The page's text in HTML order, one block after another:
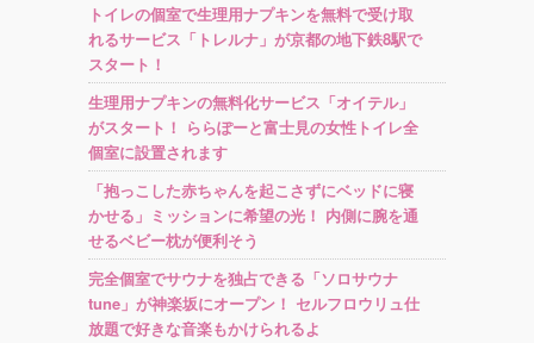
トイレの個室で生理用ナプキンを無料で受け取
れるサービス「トレルナ」が京都の地下鉄8駅で
スタート！
生理用ナプキンの無料化サービス「オイテル」
がスタート！ ららぽーと富士見の女性トイレ全
個室に設置されます
「抱っこした赤ちゃんを起こさずにベッドに寝
かせる」ミッションに希望の光！ 内側に腕を通
せるベビー枕が便利そう
完全個室でサウナを独占できる「ソロサウナ
tune」が神楽坂にオープン！ セルフロウリュ仕
放題で好きな音楽もかけられるよ